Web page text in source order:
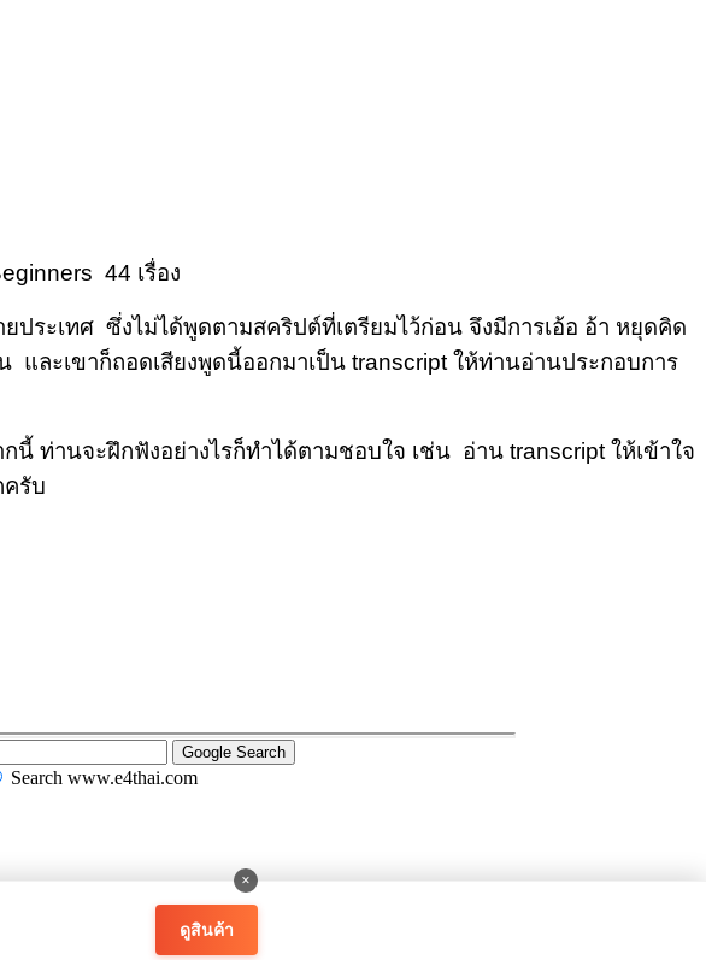
44 เรื่อง
ะเทศ ซึ่งไม่ได้พูดตามสคริปต์ที่เตรียมไว้ก่อน จึงมีการเอ้อ อ้า หยุดคิด
ละเขาก็ถอดเสียงพูดนี้ออกมาเป็น transcript ให้ท่านอ่านประกอบการ
ท่านจะฝึกฟังอย่างไรก็ทำได้ตามชอบใจ เช่น อ่าน transcript ให้เข้าใจ
ครับ
Search www.e4thai.com
×
ดูสินค้า